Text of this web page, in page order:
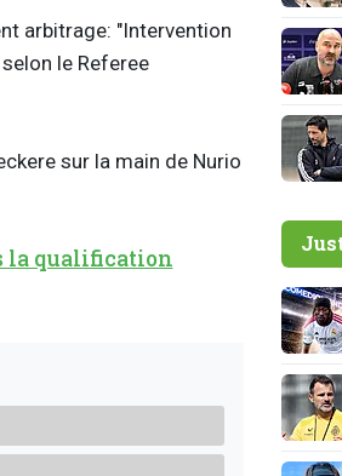
arbitrage: "Intervention
le Referee
sur la main de Nurio
la qualification